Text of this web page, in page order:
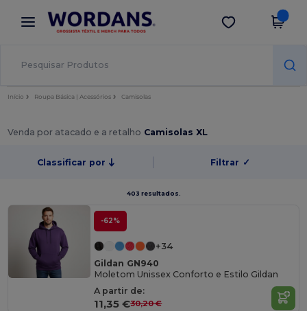
× App Wordans
Melhores preços na app!
Obter app
Início Roupa Básica | Acessórios Camisolas
Venda por atacado e a retalho Camisolas XL
Classificar por Filtrar ✓
403 resultados.
-62%
+34
Gildan GN940
Moletom Unissex Conforto e Estilo Gildan
A partir de:
11,35 €30,20 €